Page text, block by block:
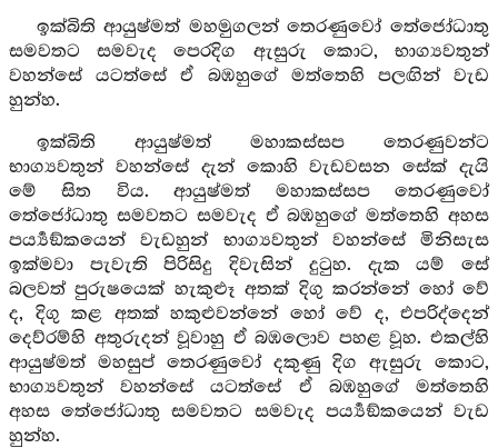
ඉක්බිති ආයුෂ්මත් මහමුගලන් තෙරණුවෝ තේජෝධාතු
සමවතට සමවැද පෙරදිග ඇසුරු කොට, භාග්‍යවතුන්
වහන්සේ යටත්සේ ඒ බඹහුගේ මත්තෙහි පලඟින් වැඩ
හුන්හ.
ඉක්බිති ආයුෂ්මත් මහාකස්සප තෙරණුවන්ට
භාග්‍යවතුන් වහන්සේ දැන් කොහි වැඩවසන සේක් දැයි
මේ සිත විය. ආයුෂ්මත් මහාකස්සප තෙරණුවෝ
තේජෝධාතු සමවතට සමවැද ඒ බඹහුගේ මත්තෙහි අහස
පර්‍ය්‍යඞ්කයෙන් වැඩහුන් භාග්‍යවතුන් වහන්සේ මිනිසැස
ඉක්මවා පැවැති පිරිසිදු දිවැසින් දුටුහ. දැක යම් සේ
බලවත් පුරුෂයෙක් හැකුළූ අතක් දිගු කරන්නේ හෝ වේ
ද, දිගු කළ අතක් හකුළුවන්නේ හෝ වේ ද, එපරිද්දෙන්
දෙව්රම්හි අතුරුදන් වූවාහු ඒ බඹලොව පහළ වූහ. එකල්හි
ආයුෂ්මත් මහසුප් තෙරණුවෝ දකුණු දිග ඇසුරු කොට,
භාග්‍යවතුන් වහන්සේ යටත්සේ ඒ බඹහුගේ මත්තෙහි
අහස තේජෝධාතු සමවතට සමවැද පර්‍ය්‍යඞ්කයෙන් වැඩ
හුන්හ.